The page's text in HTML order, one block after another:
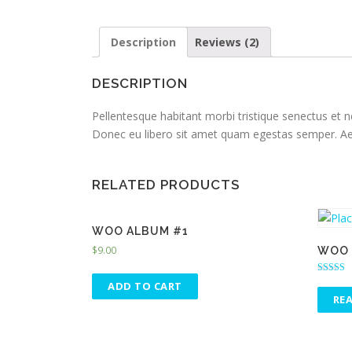
Description Reviews (2)
DESCRIPTION
Pellentesque habitant morbi tristique senectus et
Donec eu libero sit amet quam egestas semper.
RELATED PRODUCTS
WOO ALBUM #1
$9.00
ADD TO CART
WOO
5.00
out of 5